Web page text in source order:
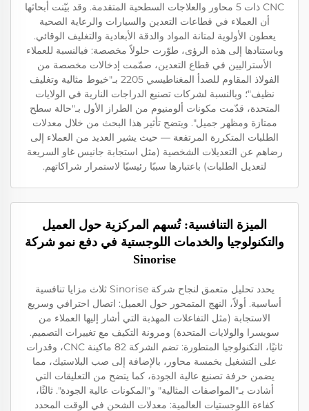
CNC ذات 5 محاور والعلاجات السطحية المتقدمة. وقد بيّنت أبحاثها
أن العملاء في قطاعات التعدين والسيارات والرعاية الصحية
يعطون الأولوية لمتانة المواد والدقة الأبعادية والتغليف الوقائي.
وباستنادها إلى هذه الرؤى، طوّرت حلولاً مخصصة: فبالنسبة للعملاء
الأستراليين في قطاع التعدين، صمّمت إدخالات مخصصة من
الفولاذ المقاوم للصدأ المغناطيسي 2205 بـ"خيوط مثالية وتغليف
نظيف"؛ وبالنسبة لشركات تصنيع الدراجات النارية في الولايات
المتحدة، قدّمت مكونات ألومنيوم من الطراز الأول بـ"حالة سطح
ممتازة ومظهر جميل". ويتضح تأثير هذا البحث من خلال معدلات
الطلبات المتكررة المرتفعة — حيث يشير العديد من العملاء إلى
رضاهم عن التعديلات الشخصية (مثل استجابة جانيس غاو السريعة
لتعديل الطلبات) باعتبارها سببًا رئيسيًا لاستمرار شراكاتهم.
الميزة التنافسية: تُسهم المركزية حول العميل
والتكنولوجيا والخدمات اللوجستية في دفع نمو شركة
Sinorise
يحدد تحليل متعمق لنجاح شركة Sinorise ثلاث مزايا تنافسية
أساسية. أولاً، النهج المتمحور حول العميل: اتصال احترافي وسريع
الاستجابة (مثل التفاعلات المهذبة التي أشار إليها العملاء من
سويسرا والولايات المتحدة) ومرونة التكيف مع تغييرات التصميم.
ثانيًا، التكنولوجيا المتطورة: تضم الشركة 82 ماكينة CNC، وقدرات
على التشغيل بخمسة محاور، بالإضافة إلى صب البلاستيك، مما
يضمن حرفة تصنيع عالية الجودة، كما يتضح من التعليقات التي
أشادت بـ"المواصفات المثالية" و"المكونات عالية الجودة". ثالثًا،
كفاءة اللوجستيات العالمية: معدلات الشحن في الوقت المحدد